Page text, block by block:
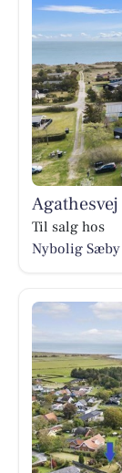
Til salg hos
Nybolig Sæby